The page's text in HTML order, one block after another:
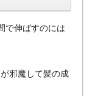
で伸ばすのには
邪魔して髪の成